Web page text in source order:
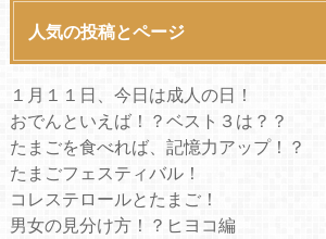
人気の投稿とページ
１月１１日、今日は成人の日！
おでんといえば！？ベスト３は？？
たまごを食べれば、記憶力アップ！？
たまごフェスティバル！
コレステロールとたまご！
男女の見分け方！？ヒヨコ編